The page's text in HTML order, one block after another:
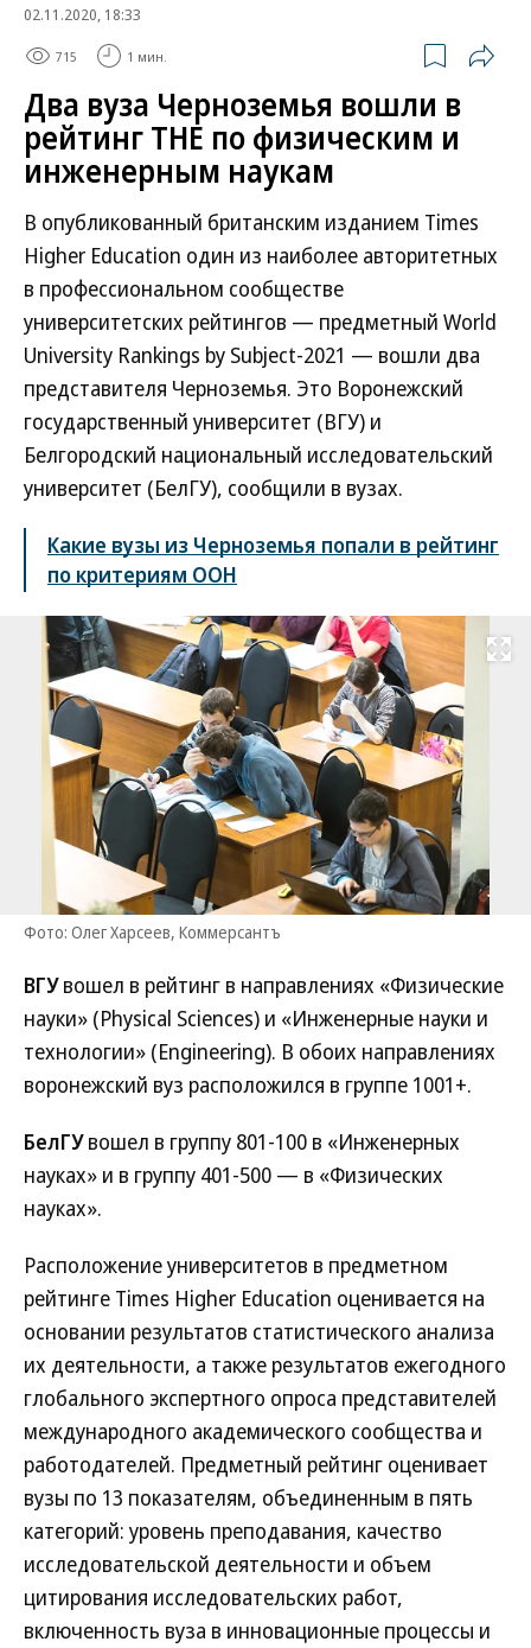
02.11.2020, 18:33
715 1 мин.
Два вуза Черноземья вошли в
рейтинг THE по физическим и
инженерным наукам
В опубликованный британским изданием Times
Higher Education один из наиболее авторитетных
в профессиональном сообществе
университетских рейтингов — предметный World
University Rankings by Subject-2021 — вошли два
представителя Черноземья. Это Воронежский
государственный университет (ВГУ) и
Белгородский национальный исследовательский
университет (БелГУ), сообщили в вузах.
Какие вузы из Черноземья попали в рейтинг
по критериям ООН
Развернуть
Фото: Олег Харсеев, Коммерсантъ
ВГУвошел в рейтинг в направлениях «Физические
науки» (Physical Sciences) и «Инженерные науки и
технологии» (Engineering). В обоих направлениях
воронежский вуз расположился в группе 1001+.
БелГУвошел в группу 801-100 в «Инженерных
науках» и в группу 401-500 — в «Физических
науках».
Расположение университетов в предметном
рейтинге Times Higher Education оценивается на
основании результатов статистического анализа
их деятельности, а также результатов ежегодного
глобального экспертного опроса представителей
международного академического сообщества и
работодателей. Предметный рейтинг оценивает
вузы по 13 показателям, объединенным в пять
категорий: уровень преподавания, качество
исследовательской деятельности и объем
цитирования исследовательских работ,
включенность вуза в инновационные процессы и